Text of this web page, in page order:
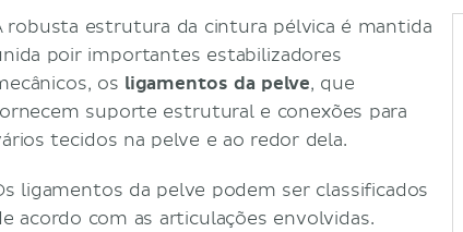
robusta estrutura da cintura pélvica é mantida
poir importantes estabilizadores
os ligamentos da pelve, que
suporte estrutural e conexões para
tecidos na pelve e ao redor dela.
ligamentos da pelve podem ser classificados
acordo com as articulações envolvidas.